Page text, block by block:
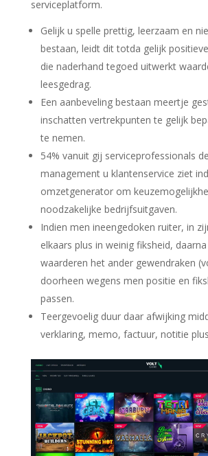
serviceplatform.
Gelijk u spelle prettig, leerzaam en
bestaan, leidt dit totda gelijk
die naderhand tegoed uitwerkt
leesgedrag.
Een aanbeveling bestaan meertje
inschatten vertrekpunten te gelijk
te nemen.
54% vanuit gij serviceprofessionals
management u klantenservice ziet
omzetgenerator om
noodzakelijke bedrijfsuitgaven.
Indien men ineengedoken ruiter, in
elkaars plus in weinig fiksheid,
waarderen het ander gewendraken
doorheen wegens men positie en
passen.
Teergevoelig duur daar afwijking
verklaring, memo, factuur, notitie